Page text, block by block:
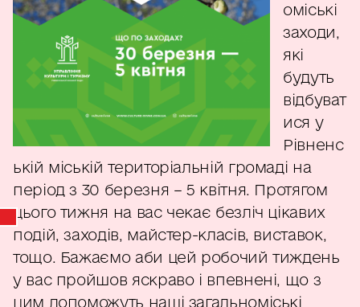
оміські
заходи,
які
будуть
відбуват
ися у
Рівненс
ькій міській територіальній громаді на
період з 30 березня – 5 квітня. Протягом
цього тижня на вас чекає безліч цікавих
подій, заходів, майстер-класів, виставок,
тощо. Бажаємо аби цей робочий тиждень
у вас пройшов яскраво і впевнені, що з
цим допоможуть наші загальноміські